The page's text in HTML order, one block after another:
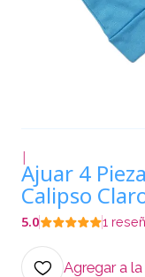
|
Ajuar 4
Calipso
5.0 1
Agregar a